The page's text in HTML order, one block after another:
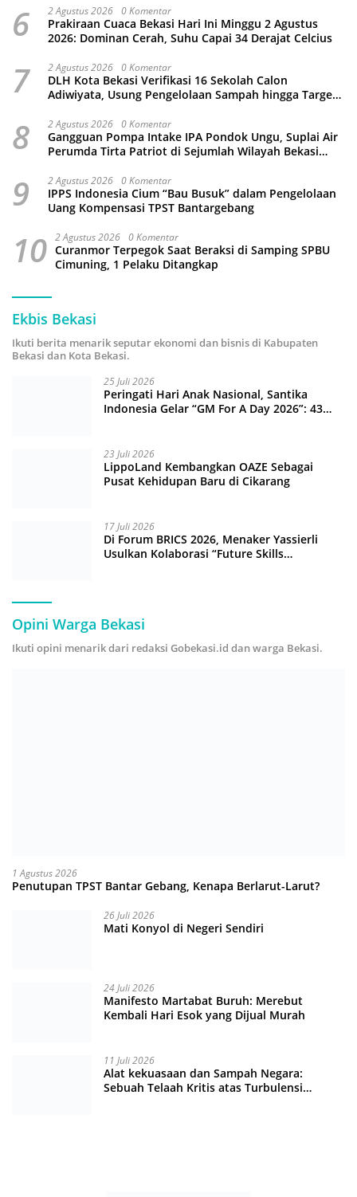
6 2 Agustus 2026 0 Komentar
Prakiraan Cuaca Bekasi Hari Ini Minggu 2 Agustus
2026: Dominan Cerah, Suhu Capai 34 Derajat Celcius
7 2 Agustus 2026 0 Komentar
DLH Kota Bekasi Verifikasi 16 Sekolah Calon
Adiwiyata, Usung Pengelolaan Sampah hingga Target
8 2 Agustus 2026 0 Komentar
Gangguan Pompa Intake IPA Pondok Ungu, Suplai Air
Perumda Tirta Patriot di Sejumlah Wilayah Bekasi
9 2 Agustus 2026 0 Komentar
IPPS Indonesia Cium “Bau Busuk” dalam Pengelolaan
Uang Kompensasi TPST Bantargebang
10 2 Agustus 2026 0 Komentar
Curanmor Terpegok Saat Beraksi di Samping SPBU
Cimuning, 1 Pelaku Ditangkap
Ekbis Bekasi
Ikuti berita menarik seputar ekonomi dan bisnis di Kabupaten
Bekasi dan Kota Bekasi.
25 Juli 2026
Peringati Hari Anak Nasional, Santika
Indonesia Gelar “GM For A Day 2026”: 43
23 Juli 2026
LippoLand Kembangkan OAZE Sebagai
Pusat Kehidupan Baru di Cikarang
17 Juli 2026
Di Forum BRICS 2026, Menaker Yassierli
Usulkan Kolaborasi “Future Skills
Opini Warga Bekasi
Ikuti opini menarik dari redaksi Gobekasi.id dan warga Bekasi.
1 Agustus 2026
Penutupan TPST Bantar Gebang, Kenapa Berlarut-Larut?
26 Juli 2026
Mati Konyol di Negeri Sendiri
24 Juli 2026
Manifesto Martabat Buruh: Merebut
Kembali Hari Esok yang Dijual Murah
11 Juli 2026
Alat kekuasaan dan Sampah Negara:
Sebuah Telaah Kritis atas Turbulensi